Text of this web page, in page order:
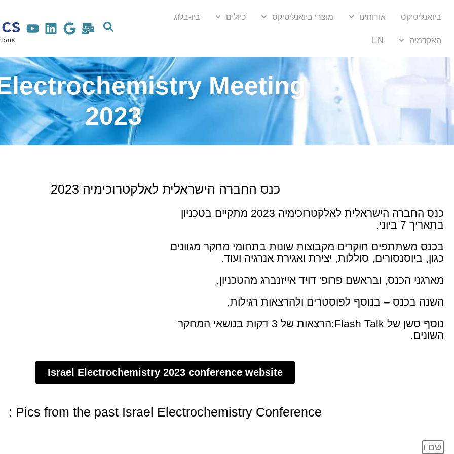
ביואנליטיקס אודותינו מוצרי ביואנליטיקס כיולים ביו-בלוג
האקדמיה EN
Meeting
2023
כנס החברה הישראלית לאלקטרוכימיה 2023
כנס החברה הישראלית לאלקטרוכימיה 2023 מתקיים בטכניון
בתאריך 7 ביוני.
בכנס משתתפים חוקרים מקבוצות שונות בתחומי מחקר מגוונים
כגון, ביוסנסורים, סוללות, יצירת ואגירת אנרגיה ועוד.
מארגני הכנס, ובראשם פרופ' דויד אייזנברג מהטכניון,
השנה בכנס – בנוסף לפוסטרים ולהרצאות רגילות,
נוסף סשן של Flash Talk:הרצאות של 3 דקות בנושאי המחקר
השונים.
Israel Electrochemistry 2023 conference website
Pics from the past Israel Electrochemistry Conference :